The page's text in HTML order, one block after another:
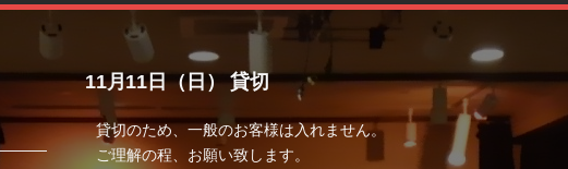
11月11日（日） 貸切
貸切のため、一般のお客様は入れません。
ご理解の程、お願い致します。